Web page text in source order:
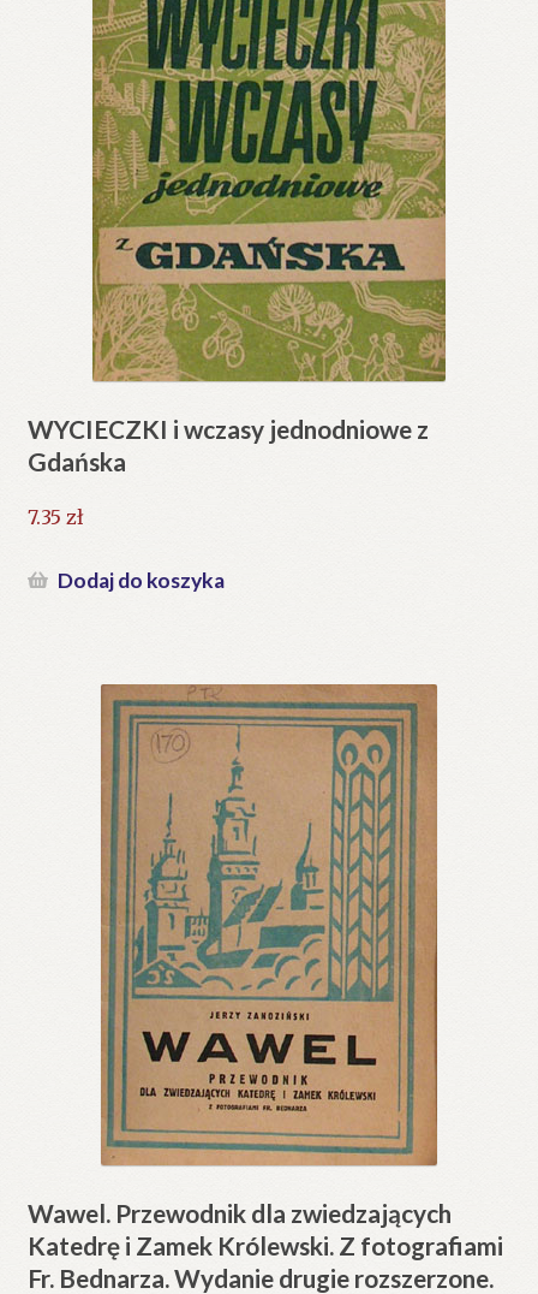
WYCIECZKI i wczasy jednodniowe z
Gdańska
7.35 zł
Dodaj do koszyka
Wawel. Przewodnik dla zwiedzających
Katedrę i Zamek Królewski. Z fotografiami
Fr. Bednarza. Wydanie drugie rozszerzone.